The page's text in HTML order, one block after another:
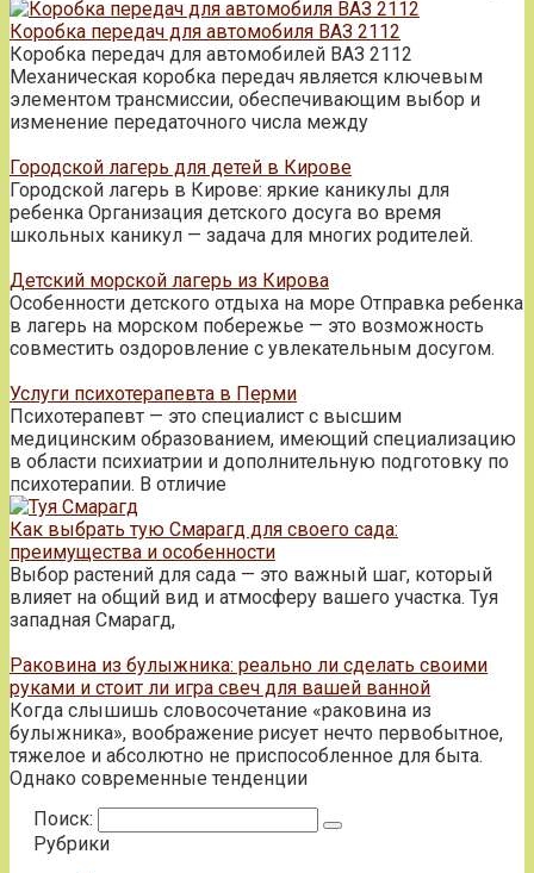
Коробка передач для автомобиля ВАЗ 2112
Коробка передач для автомобилей ВАЗ 2112
Механическая коробка передач является ключевым
элементом трансмиссии, обеспечивающим выбор и
изменение передаточного числа между
Городской лагерь для детей в Кирове
Городской лагерь в Кирове: яркие каникулы для
ребенка Организация детского досуга во время
школьных каникул — задача для многих родителей.
Детский морской лагерь из Кирова
Особенности детского отдыха на море Отправка ребенка
в лагерь на морском побережье — это возможность
совместить оздоровление с увлекательным досугом.
Услуги психотерапевта в Перми
Психотерапевт — это специалист с высшим
медицинским образованием, имеющий специализацию
в области психиатрии и дополнительную подготовку по
психотерапии. В отличие
Как выбрать тую Смарагд для своего сада:
преимущества и особенности
Выбор растений для сада — это важный шаг, который
влияет на общий вид и атмосферу вашего участка. Туя
западная Смарагд,
Раковина из булыжника: реально ли сделать своими
руками и стоит ли игра свеч для вашей ванной
Когда слышишь словосочетание «раковина из
булыжника», воображение рисует нечто первобытное,
тяжелое и абсолютно не приспособленное для быта.
Однако современные тенденции
Поиск:
Рубрики